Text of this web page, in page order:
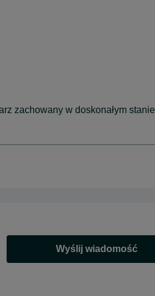
zachowany w doskonałym stanie
Wyślij wiadomość